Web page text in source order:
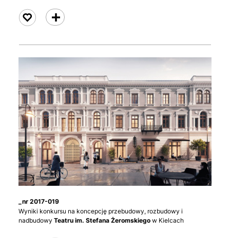
czytaj
_nr 2017-019
Wyniki konkursu na koncepcję przebudowy, rozbudowy i
nadbudowy Teatru im. Stefana Żeromskiego w Kielcach